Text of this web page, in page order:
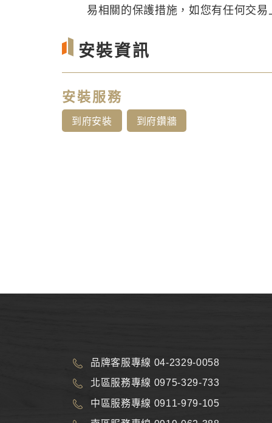
易相關的保護措施，如您有任何交
安裝資訊
安裝服務
到府安裝 到府鑽牆
品牌客服專線 04-2329-0058
北區服務專線 0975-329-733
中區服務專線 0911-979-105